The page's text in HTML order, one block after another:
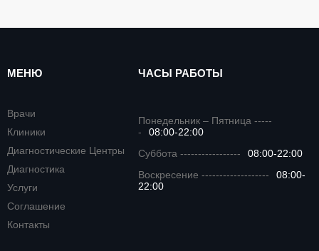
МЕНЮ
Врачи
Клиники
Диагностические Центры
Диагностика
Услуги
Соглашение
Контакты
ЧАСЫ РАБОТЫ
Понедельник – Пятница -----
-
08:00-22:00
Суббота -----------------
08:00-22:00
Воскресение -------------------
08:00-
22:00